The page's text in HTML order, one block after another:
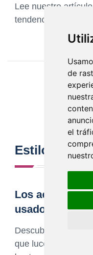
de
el
Lee nuestro
tendencias actuales
+
Estilo de las
Los
usados por las
Descubre los
que lucen las